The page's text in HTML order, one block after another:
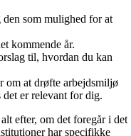
som mulighed for at
kommende år.
til, hvordan du kan
om at drøfte arbejdsmiljø
er relevant for dig.
efter, om det foregår i det
har specifikke